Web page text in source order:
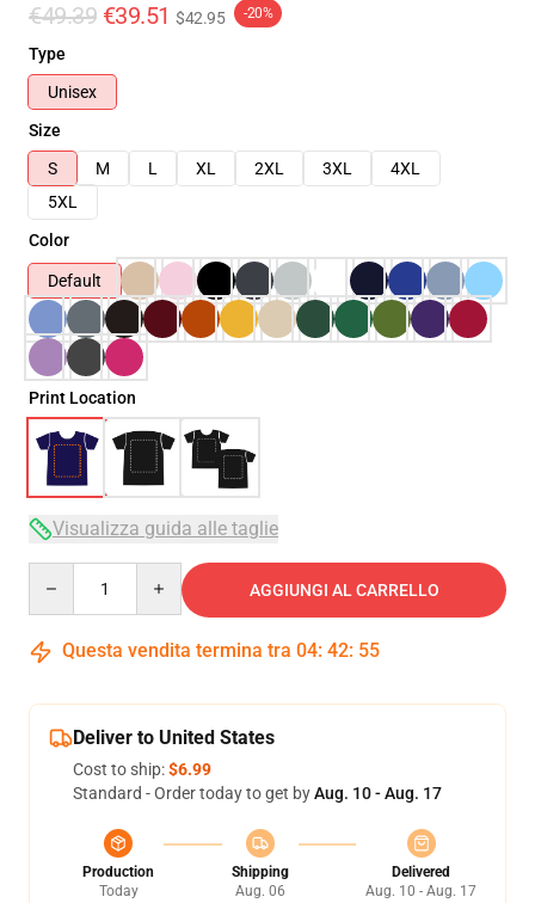
€49.39 €39.51 $42.95 -20%
Type
Unisex
Size
S
M L XL 2XL 3XL
4XL
5XL
Color
Default
Print Location
Visualizza guida alle taglie
AGGIUNGI AL CARRELLO
Questa vendita termina tra 04: 42: 54
Deliver to United States
Cost to ship:$6.99
Standard - Order today to get byAug. 10 - Aug. 17
Production
Today
Shipping
Aug. 06
Delivered
Aug. 10 - Aug. 17